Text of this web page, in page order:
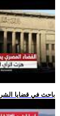
.. باحث في قضايا